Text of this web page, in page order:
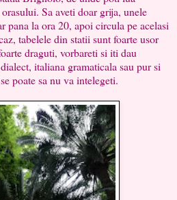
Sa aveti doar grija, unele
pana la ora 20, apoi circula pe acelasi
tabelele din statii sunt foarte usor
draguti, vorbareti si iti dau
italiana gramaticala sau pur si
poate sa nu va intelegeti.